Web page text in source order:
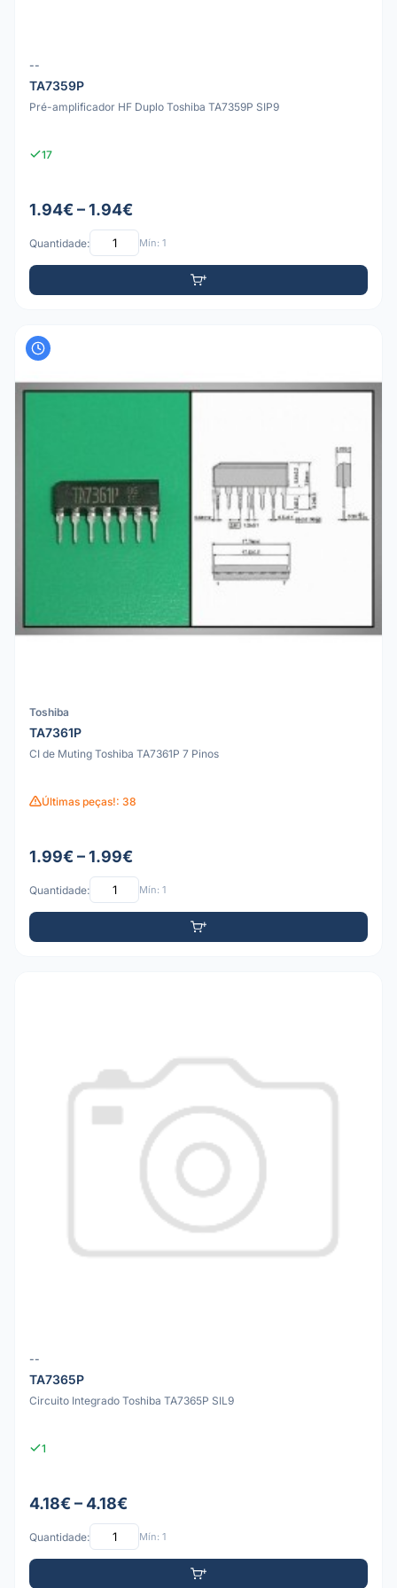
--
TA7359P
Pré-amplificador HF Duplo Toshiba TA7359P SIP9
17
1.94€ – 1.94€
Quantidade: Mín: 1
Toshiba
TA7361P
CI de Muting Toshiba TA7361P 7 Pinos
Últimas peças!: 38
1.99€ – 1.99€
Quantidade: Mín: 1
--
TA7365P
Circuito Integrado Toshiba TA7365P SIL9
1
4.18€ – 4.18€
Quantidade: Mín: 1